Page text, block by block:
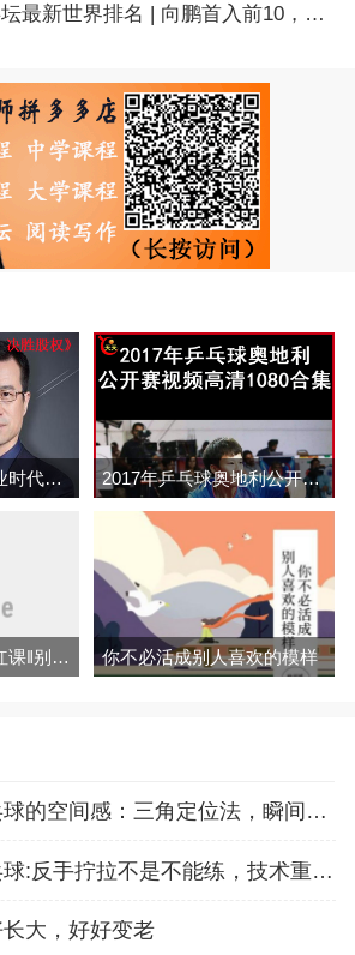
新世界排名 | 向鹏首入前10，多名外协选手创新高
《王英军律师：创业时代决胜股权》音频全集百度云百度网盘下载 2017年乒乓球奥地利公开赛乒乓球比赛视频合集百度网盘下载
《调研报告一炮走红课‖别输在不会写大报告上》音频全集百度网盘下载 你不必活成别人喜欢的模样
开发打乒乓球的空间感：三角定位法，瞬间找准最佳击球点
业余练乒乓球:反手拧拉不是不能练，技术重点就不在手上
大，好好变老